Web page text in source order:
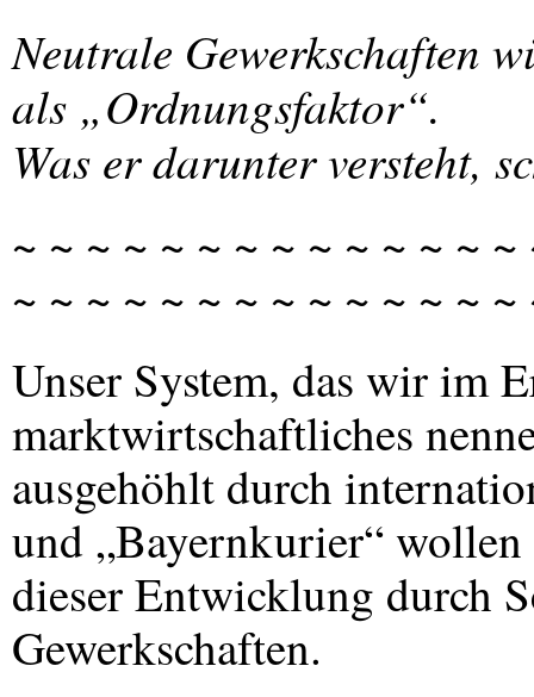
Neutrale Gewerkschaften
als „Ordnungsfaktor“.
Was er darunter versteht,
~ ~ ~ ~ ~ ~ ~ ~ ~ ~ ~ ~ ~
~ ~ ~ ~ ~ ~ ~ ~ ~ ~ ~ ~ ~ ~
Unser System, das wir im
marktwirtschaftliches
ausgehöhlt durch
und „Bayernkurier“
dieser Entwicklung durch
Gewerkschaften.